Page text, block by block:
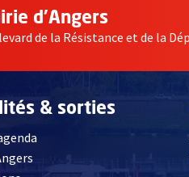
d'Angers
de la Résistance et de la
& sorties